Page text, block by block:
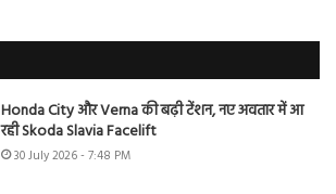
Honda City और Verna की बढ़ी टेंशन, नए अवतार में आ
रही Skoda Slavia Facelift
30 July 2026 - 7:48 PM